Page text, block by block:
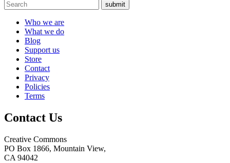
submit
Who we are
What we do
Blog
Support us
Store
Contact
Privacy
Policies
Terms
Contact Us
Creative Commons
PO Box 1866, Mountain View,
CA 94042